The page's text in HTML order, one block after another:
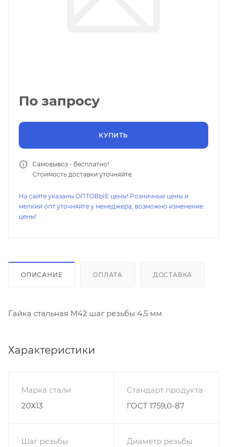
По запросу
КУПИТЬ
Самовывоз - бесплатно!
Стоимость доставки уточняйте.
На сайте указаны ОПТОВЫЕ цены! Розничные цены и
мелкий опт уточняйте у менеджера, возможно изменение
цены!
ОПИСАНИЕ ОПЛАТА ДОСТАВКА
Гайка стальная М42 шаг резьбы 4,5 мм
Характеристики
Марка стали
20Х13
Стандарт продукта
ГОСТ 1759,0-87
Шаг резьбы
Диаметр резьбы